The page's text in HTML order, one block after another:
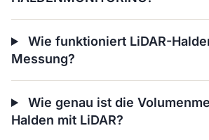
Wie funktioniert LiDAR-
Messung?
Wie genau ist die
Halden mit LiDAR?